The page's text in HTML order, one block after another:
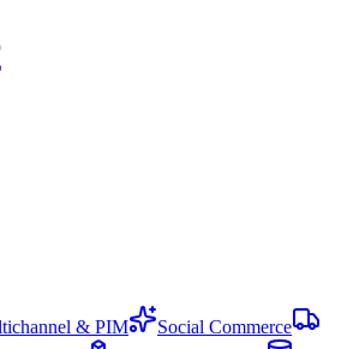
& PIM
Social Commerce